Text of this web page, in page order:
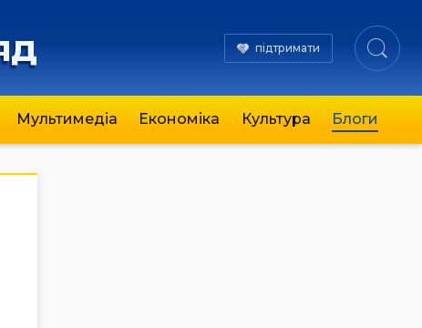
підтримати
Мультимедіа Економіка Культура Блоги